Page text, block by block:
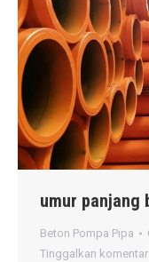
umur panjang
Beton Pompa Pipa
Tinggalkan komentar